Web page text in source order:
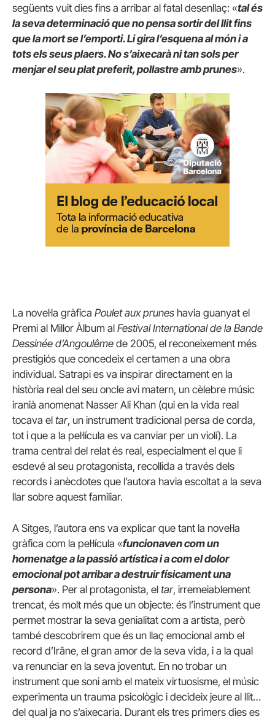
següents vuit dies fins a arribar al fatal desenllaç: «tal és
la seva determinació que no pensa sortir del llit fins
que la mort se l’emporti. Li gira l’esquena al món i a
tots els seus plaers. No s’aixecarà ni tan sols per
menjar el seu plat preferit, pollastre amb prunes».
La novel·la gràfica Poulet aux prunes havia guanyat el
Premi al Millor Àlbum al Festival International de la Bande
Dessinée d’Angoulême de 2005, el reconeixement més
prestigiós que concedeix el certamen a una obra
individual. Satrapi es va inspirar directament en la
història real del seu oncle avi matern, un cèlebre músic
iranià anomenat Nasser Ali Khan (qui en la vida real
tocava el tar, un instrument tradicional persa de corda,
tot i que a la pel·lícula es va canviar per un violí). La
trama central del relat és real, especialment el que li
esdevé al seu protagonista, recollida a través dels
records i anècdotes que l’autora havia escoltat a la seva
llar sobre aquest familiar.
A Sitges, l’autora ens va explicar que tant la novel·la
gràfica com la pel·lícula «funcionaven com un
homenatge a la passió artística i a com el dolor
emocional pot arribar a destruir físicament una
persona». Per al protagonista, el tar, irremeiablement
trencat, és molt més que un objecte: és l’instrument que
permet mostrar la seva genialitat com a artista, però
també descobrirem que és un llaç emocional amb el
record d’Irâne, el gran amor de la seva vida, i a la qual
va renunciar en la seva joventut. En no trobar un
instrument que soni amb el mateix virtuosisme, el músic
experimenta un trauma psicològic i decideix jeure al llit…
del qual ja no s’aixecaria. Durant els tres primers dies es